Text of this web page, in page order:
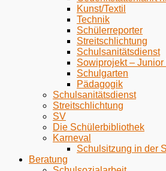
Kunst/Textil
Technik
Schülerreporter
Streitschlichtung
Schulsanitätsdienst
Sowiprojekt – Junior
Schulgarten
Pädagogik
Schulsanitätsdienst
Streitschlichtung
SV
Die Schülerbibliothek
Karneval
Schulsitzung in der
Beratung